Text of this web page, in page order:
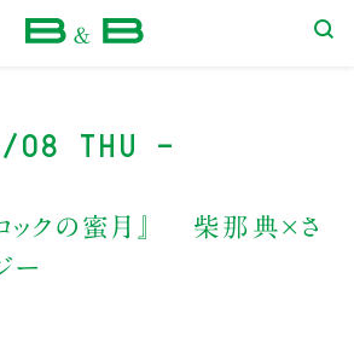
08 Thu -
ロックの蜜月』 柴那典×さ
ー